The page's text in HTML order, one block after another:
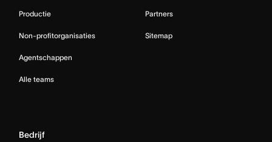
Productie
Non-profitorganisaties
Agentschappen
Alle teams
Partners
Sitemap
Bedrijf